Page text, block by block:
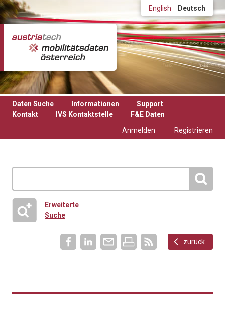
Direkt zum Inhalt English Deutsch
Daten Suche Informationen
Support
Kontakt
IVS Kontaktstelle
F&E Daten
Anmelden
Registrieren
Erweiterte
Suche
zurück